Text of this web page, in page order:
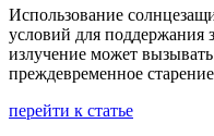
Использование
условий для
излучение может
преждевременное
перейти к статье